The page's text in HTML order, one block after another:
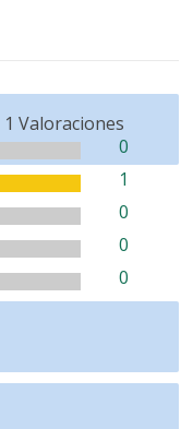
0
1
0
0
0
1 Valoraciones